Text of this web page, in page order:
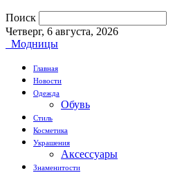
Поиск
Четверг, 6 августа, 2026
Модницы
Главная
Новости
Одежда
Обувь
Стиль
Косметика
Украшения
Аксессуары
Знаменитости